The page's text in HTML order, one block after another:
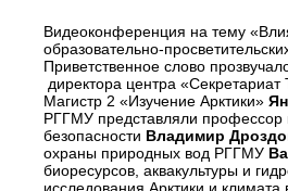
Видеоконференция на тему
образовательно-
Приветственное слово
директора центра
Магистр 2 «Изучение Арктики»
РГГМУ представляли профессор
безопасности Владимир
охраны природных вод РГГМУ
биоресурсов, аквакультуры и